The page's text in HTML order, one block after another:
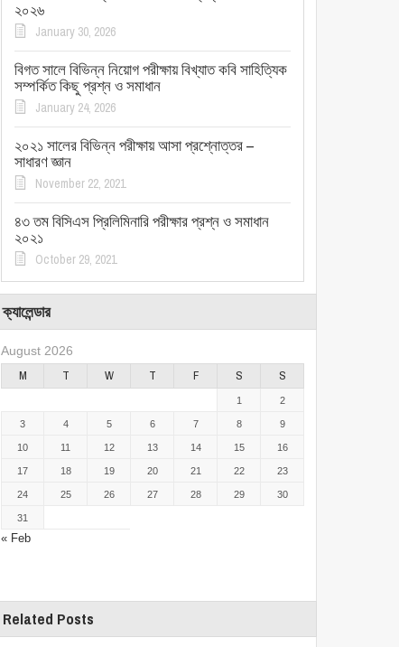
২০২৬
January 30, 2026
বিগত সালে বিভিন্ন নিয়োগ পরীক্ষায় বিখ্যাত কবি সাহিত্যিক
সম্পর্কিত কিছু প্রশ্ন ও সমাধান
January 24, 2026
২০২১ সালের বিভিন্ন পরীক্ষায় আসা প্রশ্নোত্তর –
সাধারণ জ্ঞান
November 22, 2021
৪৩ তম বিসিএস প্রিলিমিনারি পরীক্ষার প্রশ্ন ও সমাধান
২০২১
October 29, 2021
ক্যালেন্ডার
August 2026
M T W T F S S
« Feb
1 2
3 4 5 6 7 8 9
10 11 12 13 14 15 16
17 18 19 20 21 22 23
24 25 26 27 28 29 30
31
Related Posts